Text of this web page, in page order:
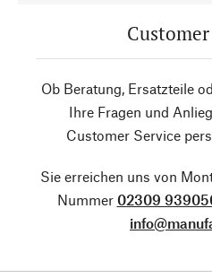
Ob Beratung, Ersatzteile
Ihre Fragen und
Customer Service
Sie erreichen uns von
Nummer 02309